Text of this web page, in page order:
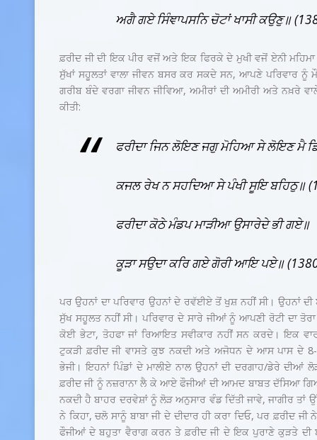
ਅਗੈ ਗਏ ਸਿੰਞਾਪਸਨਿ ਚੋਟਾਂ ਖਾਸੀ ਕਉਣੁ॥
ਫ਼ਰੀਦ ਜੀ ਦੀ ਇਕ ਪੀਰ ਵਜੋਂ ਅਤੇ ਇਕ ਫਿਰਕੇ ਦੇ ਮੁਖੀ ਵਜੋਂ ਏਨੀ
ਸੁੱਖਾਂ ਸਹੂਲਤਾਂ ਵਾਲਾ ਜੀਵਨ ਬਸਰ ਕਰ ਸਕਦੇ ਸਨ, ਆਪਣੇ ਪਰਿਵਾਰ ਨੂੰ
ਗਰੀਬ ਬੰਦੇ ਵਰਗਾ ਜੀਵਨ ਜੀਵਿਆ, ਅਮੀਰਾਂ ਦੀ ਅਮੀਰੀ ਅਤੇ ਨਖ਼ਰੇ
ਕੀਤੀ:
ਫਰੀਦਾ ਜਿਨ ਲੋਇਣ ਜਗੁ ਮੋਹਿਆ ਸੇ ਲੋਇਣ ਮੈ
ਕਜਲ ਰੇਖ ਨ ਸਹਦਿਆ ਸੇ ਪੰਖੀ ਸੂਇ ਬਹਿਠੁ॥
ਫਰੀਦਾ ਕੋਠੇ ਮੰਡਪ ਮਾੜੀਆ ਉਸਾਰੇਦੇ ਭੀ ਗਏ॥
ਕੂੜਾ ਸਉਦਾ ਕਰਿ ਗਏ ਗੋਰੀ ਆਇ ਪਏ॥
ਪਰ ਉਹਨਾਂ ਦਾ ਪਰਿਵਾਰ ਉਹਨਾਂ ਦੇ ਰਵੱਈਏ ਤੋਂ ਖੁਸ਼ ਨਹੀਂ ਸੀ। ਉਹਨਾਂ
ਸੁੱਖ ਸਹੂਲਤ ਨਹੀਂ ਸੀ। ਪਰਿਵਾਰ ਦੇ ਸਾਰੇ ਜੀਆਂ ਨੂੰ ਆਪਣੀ ਰੋਟੀ ਦਾ
ਕੋਈ ਭੇਟਾ, ਤੋਹਫਾ ਜਾਂ ਰਿਆਇਤ ਸਵੀਕਾਰ ਨਹੀਂ ਸਨ ਕਰਦੇ। ਇਕ
ਟੁਕੜੀ ਫ਼ਰੀਦ ਜੀ ਵਾਸਤੇ ਕੁਝ ਨਕਦੀ ਅਤੇ ਅਜੋਧਨ ਦੇ ਆਸ ਪਾਸ ਦੇ 8-
ਭੇਜੀ। ਇਹਨਾਂ ਪਿੰਡਾਂ ਦੇ ਮਾਲੀਏ ਨਾਲ ਉਹਨਾਂ ਦੀ ਦਰਗਾਹ/ਡੇਰੇ
ਫ਼ਰੀਦ ਜੀ ਨੂੰ ਨਜ਼ਰਾਨਾ ਲੈ ਕੇ ਆਏ ਫੌਜੀਆਂ ਦੀ ਆਮਦ ਬਾਬਤ ਦੱਸਿਆ
ਨਕਦੀ ਹੈ ਬਾਹਰ ਦਰਵੇਸ਼ਾਂ ਨੂੰ ਲੋੜ ਅਨੁਸਾਰ ਵੰਡ ਦਿੱਤੀ ਜਾਵੇ, ਜਾਗੀਰ
ਨੇ ਕਿਹਾ, ਚਲੋ ਸਾਨੂੰ ਬਾਬਾ ਜੀ ਦੇ ਦੀਦਾਰ ਹੀ ਕਰਾ ਦਿਓ, ਪਰ ਫ਼ਰੀਦ
ਫੌਜੀਆਂ ਦੇ ਬਹੁਤਾ ਵੈਰਾਗ ਕਰਨ ਤੇ ਫ਼ਰੀਦ ਜੀ ਦੇ ਇਕ ਪੁਰਾਣੇ ਕੁੜਤੇ ਦੀ